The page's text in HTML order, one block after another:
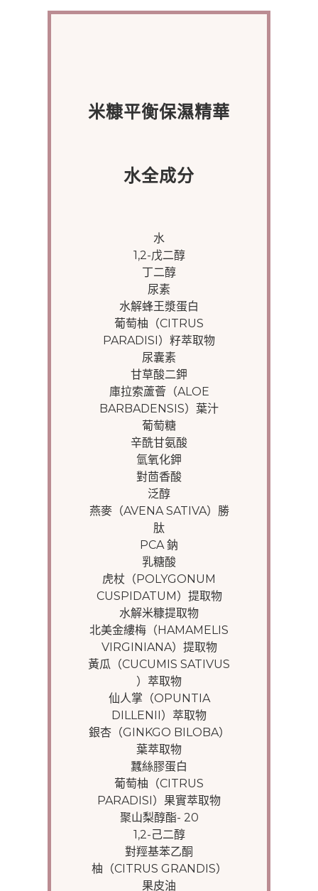
米糠平衡保濕精華
水全成分
水
1,2-戊二醇
丁二醇
尿素
水解蜂王漿蛋白
葡萄柚（CITRUS
PARADISI）籽萃取物
尿囊素
甘草酸二鉀
庫拉索蘆薈（ALOE
BARBADENSIS）葉汁
葡萄糖
辛酰甘氨酸
氫氧化鉀
對茴香酸
泛醇
燕麥（AVENA SATIVA）勝
肽
PCA 鈉
乳糖酸
虎杖（POLYGONUM
CUSPIDATUM）提取物
水解米糠提取物
北美金縷梅（HAMAMELIS
VIRGINIANA）提取物
黃瓜（CUCUMIS SATIVUS
）萃取物
仙人掌（OPUNTIA
DILLENII）萃取物
銀杏（GINKGO BILOBA）
葉萃取物
蠶絲膠蛋白
葡萄柚（CITRUS
PARADISI）果實萃取物
聚山梨醇酯- 20
1,2-己二醇
對羥基苯乙酮
柚（CITRUS GRANDIS）
果皮油